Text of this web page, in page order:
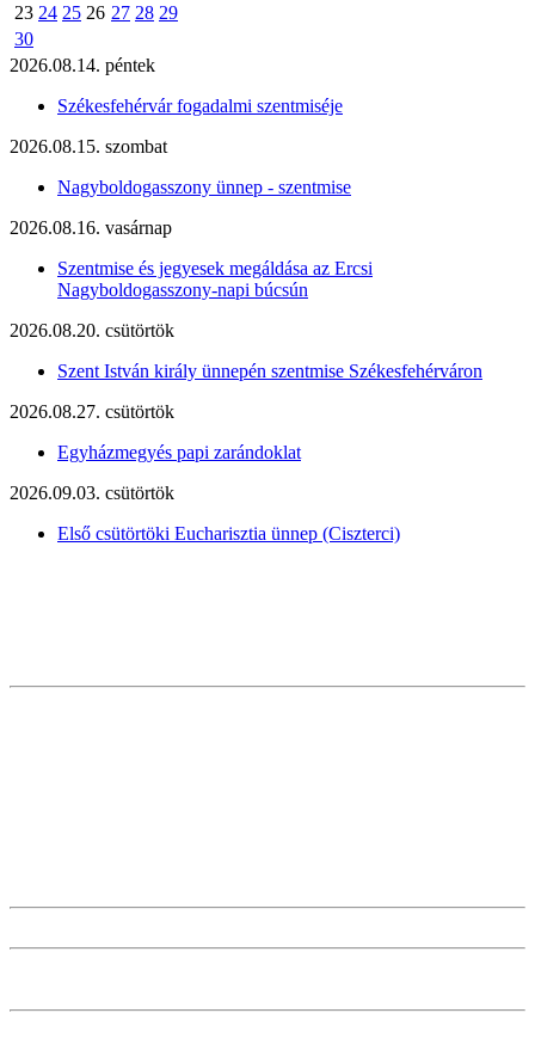
23 24 25 26 27 28 29
30
2026.08.14. péntek
Székesfehérvár fogadalmi szentmiséje
2026.08.15. szombat
Nagyboldogasszony ünnep - szentmise
2026.08.16. vasárnap
Szentmise és jegyesek megáldása az Ercsi
Nagyboldogasszony-napi búcsún
2026.08.20. csütörtök
Szent István király ünnepén szentmise Székesfehérváron
2026.08.27. csütörtök
Egyházmegyés papi zarándoklat
2026.09.03. csütörtök
Első csütörtöki Eucharisztia ünnep (Ciszterci)